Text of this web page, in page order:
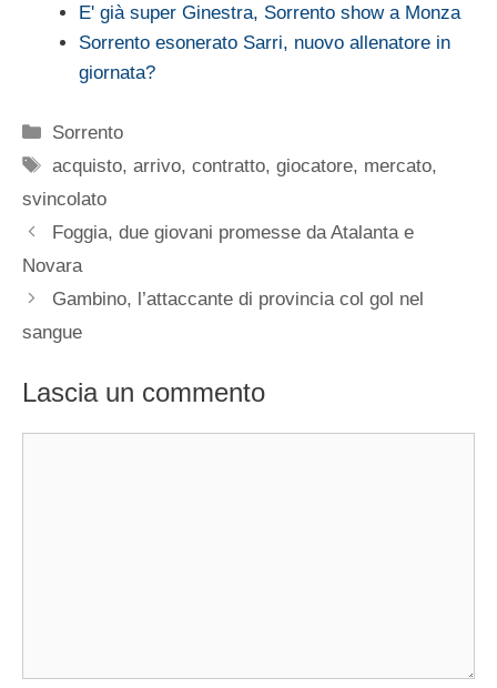
E' già super Ginestra, Sorrento show a Monza
Sorrento esonerato Sarri, nuovo allenatore in
giornata?
Categorie
Sorrento
Tag
acquisto,arrivo,contratto,giocatore, mercato,
svincolato
Foggia, due giovani promesse da Atalanta e
Novara
Gambino, l’attaccante di provincia col gol nel
sangue
Lascia un commento